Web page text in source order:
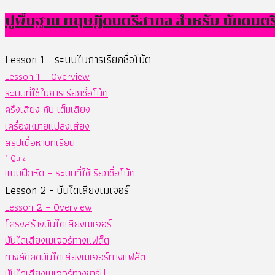
ปูพื้นฐาน ทฤษฎีดนตรีสากล สำหรับ นักดนต
Lesson 1 - ระบบในการเรียกชื่อโน้ต
Lesson 1 – Overview
ระบบที่ใช้ในการเรียกชื่อโน้ต
ครึ่งเสียง กับ เต็มเสียง
เครื่องหมายแปลงเสียง
สรุปเนื้อหาบทเรียน
1 Quiz
แบบฝึกหัด – ระบบที่ใช้เรียกชื่อโน้ต
Lesson 2 - บันไดเสียงเมเจอร์
Lesson 2 – Overview
โครงสร้างบันไดเสียงเมเจอร์
บันไดเสียงเมเจอร์ทางแฟล็ต
ทางลัดคิดบันไดเสียงเมเจอร์ทางแฟล็ต